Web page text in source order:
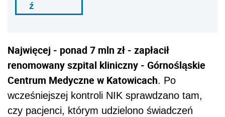
ź
Najwięcej - ponad 7 mln zł - zapłacił
renomowany szpital kliniczny - Górnośląskie
Centrum Medyczne w Katowicach. Po
wcześniejszej kontroli NIK sprawdzano tam,
czy pacjenci, którym udzielono świadczeń